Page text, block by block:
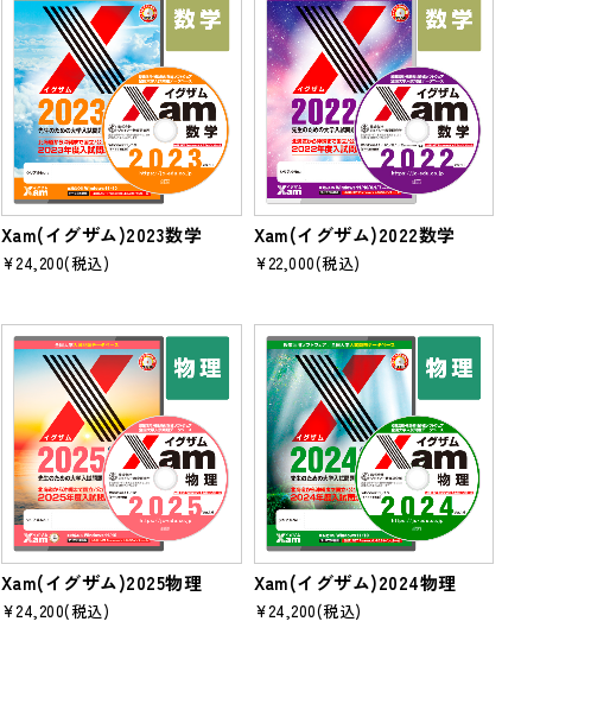
Xam(イグザム)2023数学
¥24,200(税込)
Xam(イグザム)2022数学
¥22,000(税込)
Xam(イグザム)2025物理
¥24,200(税込)
Xam(イグザム)2024物理
¥24,200(税込)